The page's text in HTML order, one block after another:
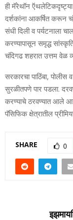
ही मॅरेथॉन ऍथलेटिकदृष्ट्या
दर्शकांना आकर्षित करून
संधी दिली व पर्यटनाला
करण्यापासून समृद्ध
चंदिगढ शहरात उत्तम वेळ
सरकारचा पाठिंबा,
सुरळीतपणे पार पडला.
करण्याचे ठरवण्यात आले
पॅसिफिक क्षेत्रातील
SHARE 0